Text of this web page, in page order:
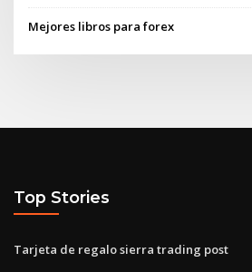
Mejores libros para forex
Top Stories
Tarjeta de regalo sierra trading post